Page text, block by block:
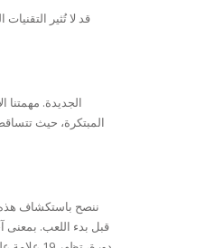
ننصح باستكشاف
قبل بدء اللعب. بمعنى